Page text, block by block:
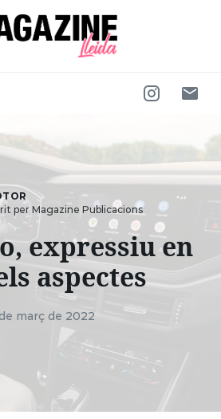
per Magazine Publicacions
expressiu en
aspectes
març de 2022